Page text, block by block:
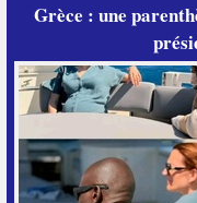
Grèce : une